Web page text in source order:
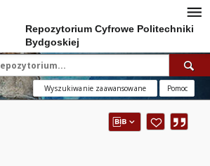
Repozytorium Cyfrowe Politechniki
Bydgoskiej
Wyszukiwanie zaawansowane Pomoc